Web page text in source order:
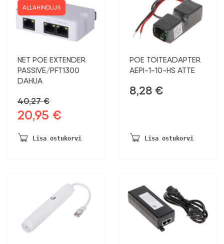
ALLAHINDLUS
NET POE EXTENDER
PASSIVE/PFT1300
DAHUA
40,27€
Algne
oli:
20,95 €
on:
Lisa ostukorvi
POE TOITEADAPTER
AEPI-1-10-HS ATTE
8,28 €
Lisa ostukorvi